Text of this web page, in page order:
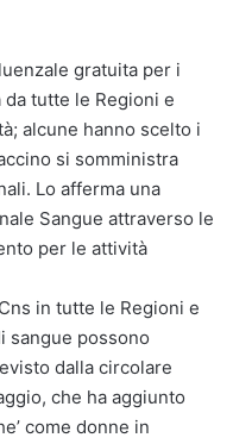
gratuita per i
tutte le Regioni e
alcune hanno scelto i
si somministra
Lo afferma una
Sangue attraverso le
per le attività
in tutte le Regioni e
sangue possono
dalla circolare
che ha aggiunto
come donne in